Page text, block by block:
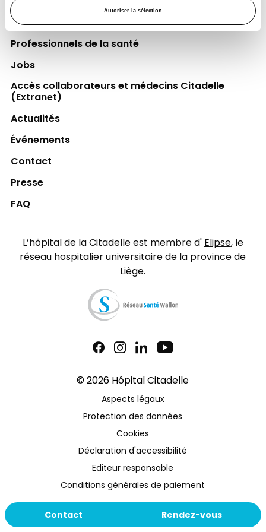
Autoriser la sélection
Contact Rendez-vous
Espace Patient
Professionnels de la santé
Jobs
Accès collaborateurs et médecins Citadelle
(Extranet)
Actualités
Événements
Contact
Presse
FAQ
L’hôpital de la Citadelle est membre d'Elipse, le
réseau hospitalier universitaire de la province de
Liège.
© 2026 Hôpital Citadelle
Aspects légaux
Protection des données
Cookies
Déclaration d'accessibilité
Editeur responsable
Conditions générales de paiement